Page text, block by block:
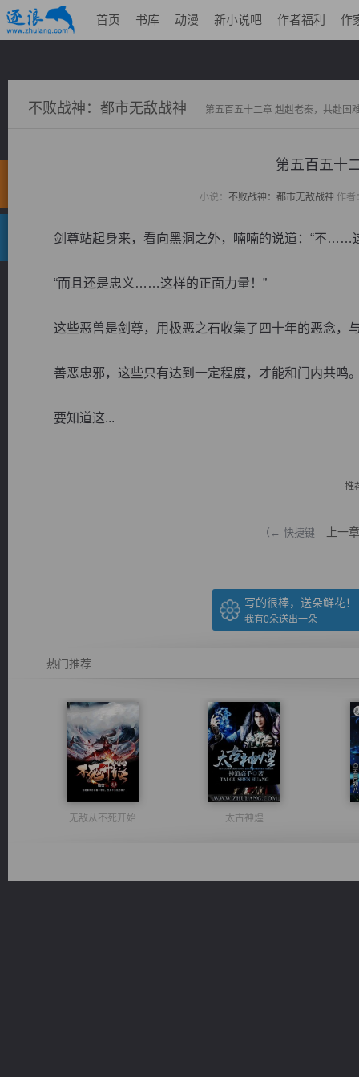
首页 书库 动漫 新小说吧 作者福利 作
不败战神：都市无敌战神 第五百五十二章 赳赳老秦，共赴国
第五百五十
小说： 不败战神：都市无敌战神 作者
剑尊站起身来，看向黑洞之外，喃喃的说道：“不……这
“而且还是忠义……这样的正面力量！”
这些恶兽是剑尊，用极恶之石收集了四十年的恶念，
善恶忠邪，这些只有达到一定程度，才能和门内共鸣
要知道这...
推
（← 快捷键 上一章
写的很棒，送朵鲜花！
我有0朵送出一朵
热门推荐
无敌从不死开始 太古神煌